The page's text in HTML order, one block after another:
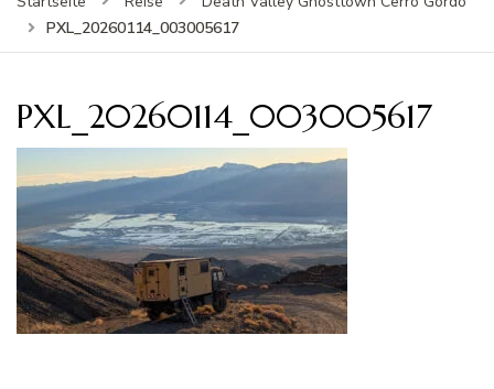
PXL_20260114_003005617
PXL_20260114_003005617